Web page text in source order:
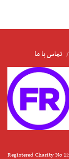
تماس با ما
Registered Charity No